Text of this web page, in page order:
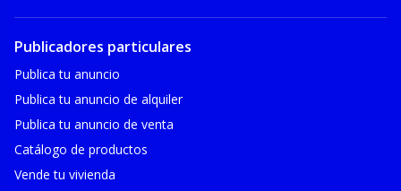
Publicadores particulares
Publica tu anuncio
Publica tu anuncio de alquiler
Publica tu anuncio de venta
Catálogo de productos
Vende tu vivienda